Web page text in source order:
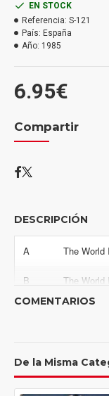
6.95€
EN STOCK
Referencia: S-121
País: España
Año: 1985
Compartir
DESCRIPCIÓN
A The World
B The World
COMENTARIOS
De la Misma